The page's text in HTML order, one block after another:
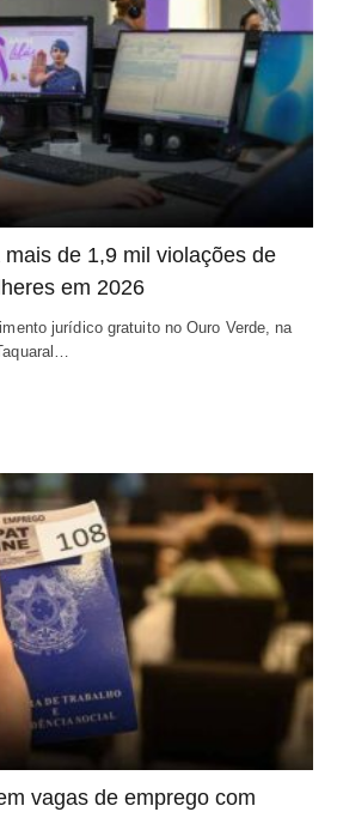
de 1,9 mil violações de
em 2026
jurídico gratuito no Ouro Verde, na
vagas de emprego com